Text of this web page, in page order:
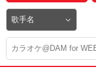
DAM★とも
DAM★とも
カラオケ＠